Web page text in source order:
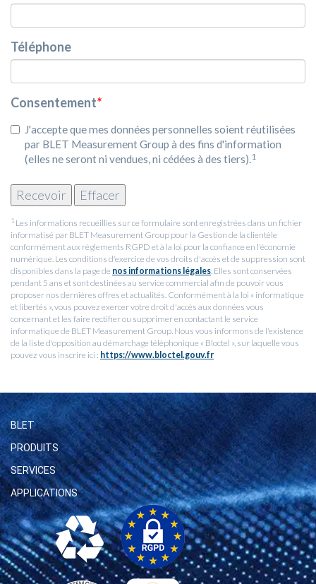
Téléphone
Consentement*
J'accepte que mes données personnelles soient réutilisées
par BLET Measurement Group à des fins d'information
(elles ne seront ni vendues, ni cédées à des tiers).1
1 Les informations recueillies sur ce formulaire sont enregistrées dans un fichier
informatisé par BLET Measurement Group pour la Gestion de la clientèle
conformément aux règlements RGPD et à la loi pour la confiance en l'économie
numérique. Les conditions d'exercice de vos droits d'accès et de suppression sont
disponibles dans la page de nos informations légales. Elles sont conservées
pendant 5 ans et sont destinées au service commercial afin de pouvoir vous
proposer nos dernières offres et actualités. Conformément à la loi « informatique
et libertés », vous pouvez exercer votre droit d'accès aux données vous
concernant et les faire rectifier ou supprimer en contactant le service
informatique de BLET Measurement Group. Nous vous informons de l'existence
de la liste d'opposition au démarchage téléphonique « Bloctel », sur laquelle vous
pouvez vous inscrire ici : https://www.bloctel.gouv.fr
BLET
PRODUITS
SERVICES
APPLICATIONS